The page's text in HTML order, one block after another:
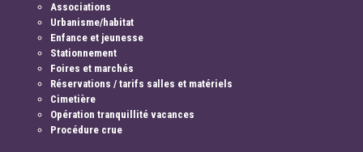
Associations
Urbanisme/habitat
Enfance et jeunesse
Stationnement
Foires et marchés
Réservations / tarifs salles et matériels
Cimetière
Opération tranquillité vacances
Procédure crue